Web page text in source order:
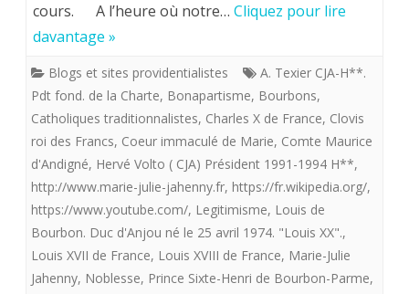
légitimisme
nouveau
légitimisme
Français.
cours. A l’heure où notre… Cliquez pour lire
davantage »
Blogs et sites providentialistes
A. Texier CJA-H**.
Pdt fond. de la Charte, Bonapartisme, Bourbons,
Catholiques traditionnalistes, Charles X de France, Clovis
roi des Francs, Coeur immaculé de Marie, Comte Maurice
d'Andigné, Hervé Volto ( CJA) Président 1991-1994 H**,
http://www.marie-julie-jahenny.fr, https://fr.wikipedia.org/,
https://www.youtube.com/, Legitimisme, Louis de
Bourbon. Duc d'Anjou né le 25 avril 1974. "Louis XX".,
Louis XVII de France, Louis XVIII de France, Marie-Julie
Jahenny, Noblesse, Prince Sixte-Henri de Bourbon-Parme,